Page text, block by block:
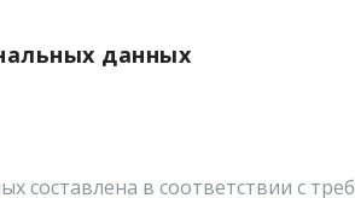
данных
составлена в соответствии с